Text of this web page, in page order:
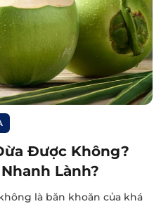
Được Không?
Lành?
là băn khoăn của khá